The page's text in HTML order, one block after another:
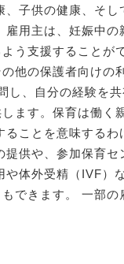
お知らせ
ダクタリ会
子供の健康、そ
用主は、妊娠中
う支援すること
他の保護者向け
、自分の経験を
ます。保育は働
ことを意味する
供や、参加保育
体外受精（IVF）
できます。 一部